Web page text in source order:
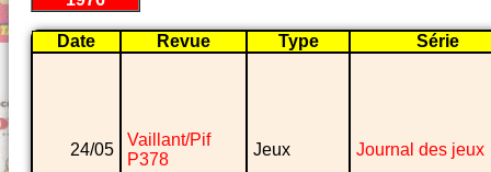
Date Revue Type Série
24/05
Vaillant/Pif
P378
Jeux Journal des jeux